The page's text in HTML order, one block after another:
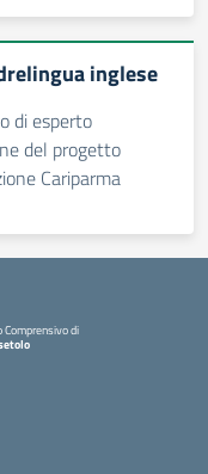
inglese
di esperto
del progetto
Cariparma
di